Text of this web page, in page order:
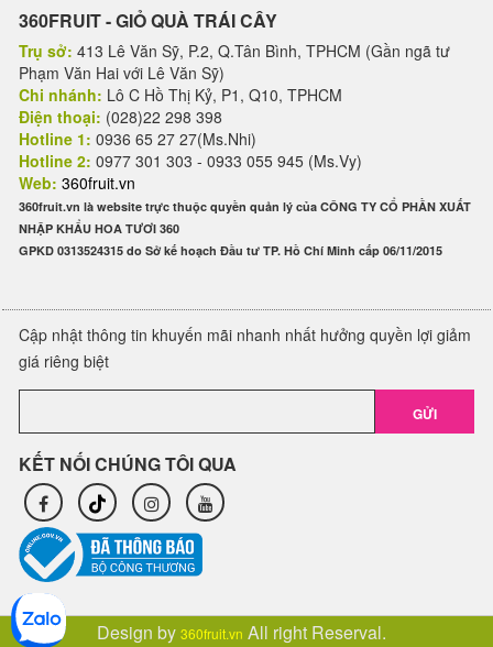
360FRUIT - GIỎ QUÀ TRÁI CÂY
Trụ sở: 413 Lê Văn Sỹ, P.2, Q.Tân Bình, TPHCM (Gần ngã tư
Phạm Văn Hai với Lê Văn Sỹ)
Chi nhánh: Lô C Hồ Thị Kỷ, P1, Q10, TPHCM
Điện thoại: (028)22 298 398
Hotline 1: 0936 65 27 27(Ms.Nhi)
Hotline 2: 0977 301 303 - 0933 055 945 (Ms.Vy)
Web: 360fruit.vn
360fruit.vn là website trực thuộc quyền quản lý của CÔNG TY CỔ PHẦN XUẤT
NHẬP KHẨU HOA TƯƠI 360
GPKD 0313524315 do Sở kế hoạch Đầu tư TP. Hồ Chí Minh cấp 06/11/2015
Cập nhật thông tin khuyến mãi nhanh nhất hưởng quyền lợi giảm
giá riêng biệt
GỬI
KẾT NỐI CHÚNG TÔI QUA
Design by 360fruit.vn All right Reserval.